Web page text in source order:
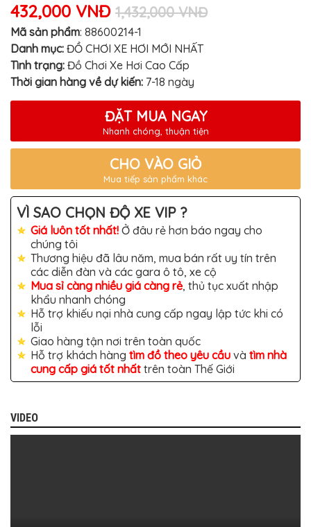
ĐỒ
CHƠI
XE
HƠI
MỚI
NHẤT
ĐỒ
CHƠI
CẤP
MÁY
DÁN
DECAL
TÔ
ISUZU
BỌC
GHẾ
DA
TÔ
PHỤ
KIỆN
XE
ĐỒ
432,000 VNĐ 1,432,000 VNĐ
Mã sản phẩm: 88600214-1
Danh mục: ĐỒ CHƠI XE HƠI MỚI NHẤT
Tình trạng: Đồ Chơi Xe Hơi Cao Cấp
Thời gian hàng về dự kiến: 7-18 ngày
ĐẶT MUA NGAY
Nhanh chóng, thuận tiện
CHO VÀO GIỎ
Mua tiếp sản phẩm khác
VÌ SAO CHỌN ĐỘ XE VIP ?
Giá luôn tốt nhất! Ở đâu rẻ hơn báo ngay cho
chúng tôi
Thương hiệu đã lâu năm, mua bán rất uy tín trên
các diễn đàn và các gara ô tô, xe cộ
Mua sỉ càng nhiều giá càng rẻ, thủ tục xuất nhập
khẩu nhanh chóng
Hỗ trợ khiếu nại nhà cung cấp ngay lập tức khi có
lỗi
Giao hàng tận nơi trên toàn quốc
Hỗ trợ khách hàng tìm đồ theo yêu cầu và tìm nhà
cung cấp giá tốt nhất trên toàn Thế Giới
VIDEO